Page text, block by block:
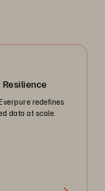
redefines
data at scale.